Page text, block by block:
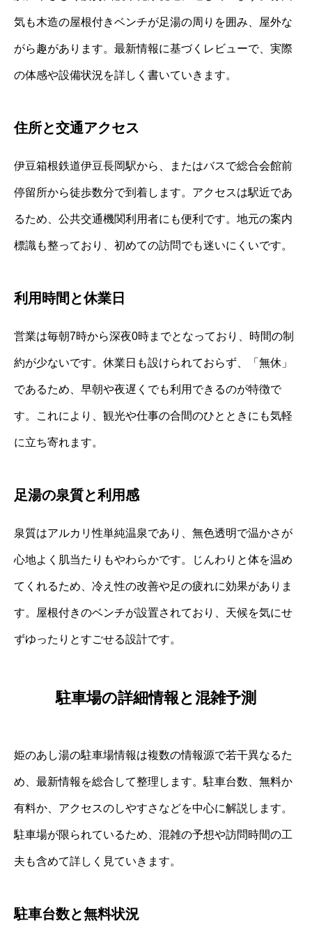
気も木造の屋根付きベンチが足湯の周りを囲み、屋外な
がら趣があります。最新情報に基づくレビューで、実際
の体感や設備状況を詳しく書いていきます。
住所と交通アクセス
伊豆箱根鉄道伊豆長岡駅から、またはバスで総合会館前
停留所から徒歩数分で到着します。アクセスは駅近であ
るため、公共交通機関利用者にも便利です。地元の案内
標識も整っており、初めての訪問でも迷いにくいです。
利用時間と休業日
営業は毎朝7時から深夜0時までとなっており、時間の制
約が少ないです。休業日も設けられておらず、「無休」
であるため、早朝や夜遅くでも利用できるのが特徴で
す。これにより、観光や仕事の合間のひとときにも気軽
に立ち寄れます。
足湯の泉質と利用感
泉質はアルカリ性単純温泉であり、無色透明で温かさが
心地よく肌当たりもやわらかです。じんわりと体を温め
てくれるため、冷え性の改善や足の疲れに効果がありま
す。屋根付きのベンチが設置されており、天候を気にせ
ずゆったりとすごせる設計です。
駐車場の詳細情報と混雑予測
姫のあし湯の駐車場情報は複数の情報源で若干異なるた
め、最新情報を総合して整理します。駐車台数、無料か
有料か、アクセスのしやすさなどを中心に解説します。
駐車場が限られているため、混雑の予想や訪問時間の工
夫も含めて詳しく見ていきます。
駐車台数と無料状況